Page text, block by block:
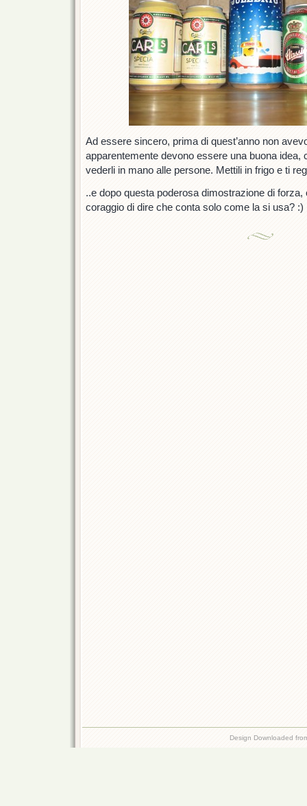
Ad essere sincero, prima di quest’anno non
apparentemente devono essere una buona idea,
vederli in mano alle persone. Mettili in frigo e ti
..e dopo questa poderosa dimostrazione di forza,
coraggio di dire che conta solo come la si usa? :)
Design Downloaded